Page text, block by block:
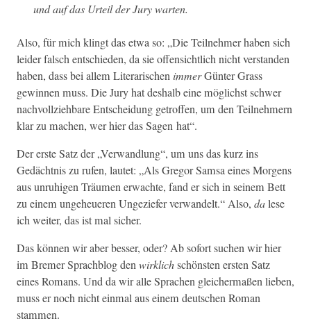
und auf das Urteil der Jury warten.
Also, für mich klingt das etwa so: „Die Teil­nehmer haben sich
lei­der falsch entsch­ieden, da sie offen­sichtlich nicht ver­standen
haben, dass bei allem Lit­er­arischen immerGün­ter Grass
gewin­nen muss. Die Jury hat deshalb eine möglichst schw­er
nachvol­lziehbare Entschei­dung getrof­fen, um den Teil­nehmern
klar zu machen, wer hier das Sagen hat“.
Der erste Satz der „Ver­wand­lung“, um uns das kurz ins
Gedächt­nis zu rufen, lautet: „Als Gre­gor Sam­sa eines Mor­gens
aus unruhi­gen Träu­men erwachte, fand er sich in seinem Bett
zu einem unge­heueren Ungeziefer ver­wan­delt.“ Also, dalese
ich weit­er, das ist mal sicher.
Das kön­nen wir aber bess­er, oder? Ab sofort suchen wir hier
im Bre­mer Sprach­blog denwirk­lichschön­sten ersten Satz
eines Romans. Und da wir alle Sprachen gle­icher­maßen lieben,
muss er noch nicht ein­mal aus einem deutschen Roman
stammen.